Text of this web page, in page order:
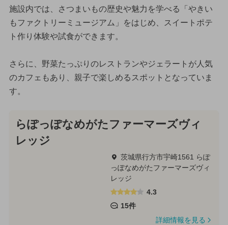
施設内では、さつまいもの歴史や魅力を学べる「やきい
もファクトリーミュージアム」をはじめ、スイートポテ
ト作り体験や試食ができます。
さらに、野菜たっぷりのレストランやジェラートが人気
のカフェもあり、親子で楽しめるスポットとなっていま
す。
らぽっぽなめがたファーマーズヴィ
レッジ
茨城県行方市宇崎1561 らぽ
っぽなめがたファーマーズヴィ
レッジ
4.3
15件
詳細情報を見る